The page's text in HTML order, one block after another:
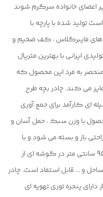
اعضای خانواده سرگرم شوند
تولید شده با پارچه با
فایبرگلاس ، کف ضخیم و
ایرانی با بهترین متریال
به فرد این محصول که
می کند. چادر بچه طرح
ای کارآمد برای جمع آوری
با وزن سبک ، حمل آسان و
متری به راحتی باز و بسته می شود و با
ارتفاع 110 سانتی متر و طول و عرض 95 در 95 سانتی متر در گوشه ای از
و ... قابل استفاد است. چادر
پنجره توری تهویه ای